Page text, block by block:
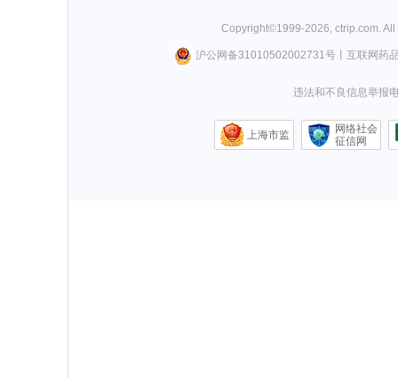
Copyright©1999-2026, ctrip.com.
沪公网备31010502002731号丨 互联网药
违法和不良信息举报
上海市监
网络社会
征信网